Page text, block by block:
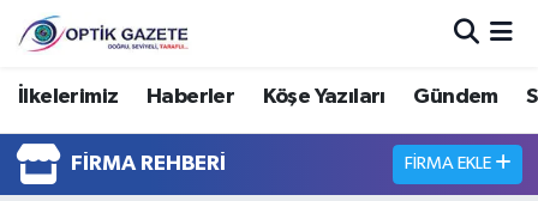
İlkelerimiz Haberler Köşe Yazıları Gündem
FIRMA REHBERI FIRMA EKLE
Nöbetçi Eczaneler
Hava Durumu